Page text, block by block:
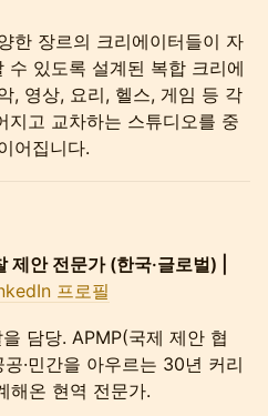
한 장르의 크리에이터들이 자
수 있도록 설계된 복합 크리에
, 영상, 요리, 헬스, 게임 등 각
지고 교차하는 스튜디오를 중
어집니다.
안 전문가 (한국·글로벌) |
프로필
담당. APMP(국제 제안 협
·민간을 아우르는 30년 커리
해온 현역 전문가.